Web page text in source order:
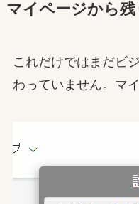
マイページから
これだけではまだビ
わっていません。マ